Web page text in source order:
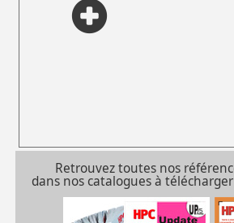
Retrouvez toutes nos
dans nos catalogues à télécharger